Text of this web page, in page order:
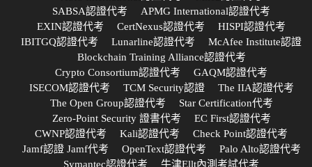
SABSA認證代考
APMG International認證代考
EXIN認證代考
CertNexus認證代考
HISPI認證代考
IBITGQ認證代考
Lunarline認證代考
McAfee Institute認證
Blockchain Training Alliance認證代考
Crypto Consortium認證代考
GAQM認證代考
ISECOM認證代考
TCM Security認證
The IIA認證代考
The Open Group認證代考
Star Certification代考
Zero-Point Security 證書代考
EC First認證代考
CWNP認證代考
Kali認證代考
Check Point認證代考
Jamf認證 Jamf代考
OpenText認證代考
Palo Alto認證代考
Symantec認證代考
牛津Ellt內測考試代考